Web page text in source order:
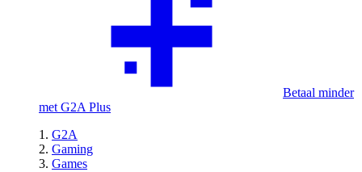
Betaal minder
met G2A Plus
G2A
Gaming
Games